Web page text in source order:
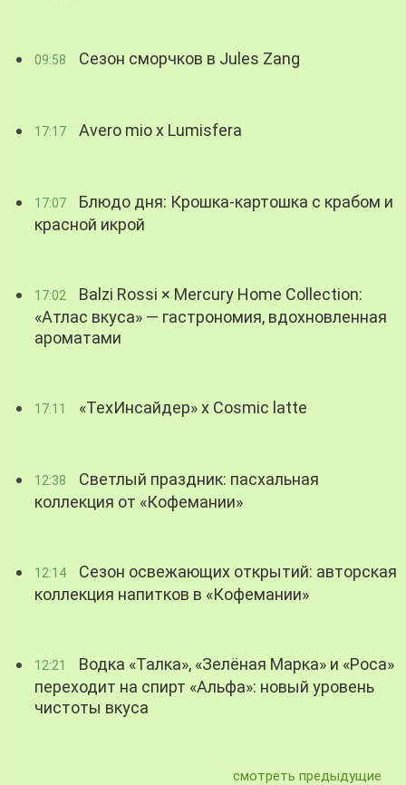
09:58 Сезон сморчков в Jules Zang
17:17 Avero mio x Lumisfera
17:07
Блюдо дня: Крошка-картошка с крабом и
красной икрой
17:02
Balzi Rossi × Mercury Home Collection:
«Атлас вкуса» — гастрономия, вдохновленная
ароматами
17:11 «ТехИнсайдер» х Cosmic latte
12:38
Светлый праздник: пасхальная
коллекция от «Кофемании»
12:14
Сезон освежающих открытий: авторская
коллекция напитков в «Кофемании»
12:21
Водка «Талка», «Зелёная Марка» и «Роса»
переходит на спирт «Альфа»: новый уровень
чистоты вкуса
смотреть предыдущие